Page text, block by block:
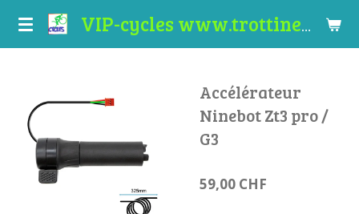
Passer
VIP-cycles www.trottinettes-valais.ch
Accélérateur
Ninebot Zt3 pro /
G3
59,00 CHF